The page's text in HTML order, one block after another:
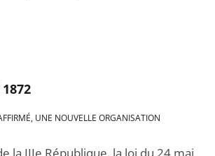
UNE NOUVELLE ORGANISATION